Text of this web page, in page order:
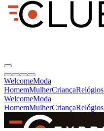
WelcomeModa
HomemMulherCriançaRelógios
WelcomeModa
HomemMulherCriançaRelógios